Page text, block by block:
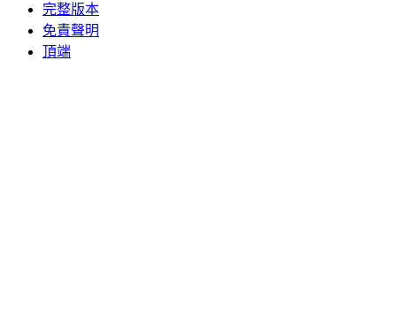
完整版本
免責聲明
頂端